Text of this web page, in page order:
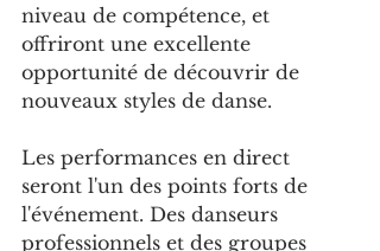
niveau de compétence, et
offriront une excellente
opportunité de découvrir de
nouveaux styles de danse.
Les performances en direct
seront l'un des points forts de
l'événement. Des danseurs
professionnels et des groupes